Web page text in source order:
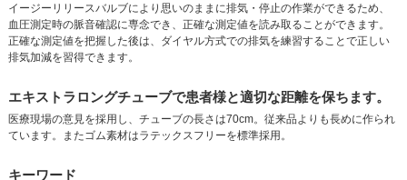
イージーリリースバルブにより思いのままに排気・停止の作業ができるため、
血圧測定時の脈音確認に専念でき、正確な測定値を読み取ることができます。
正確な測定値を把握した後は、ダイヤル方式での排気を練習することで正しい
排気加減を習得できます。
エキストラロングチューブで患者様と適切な距離を保ちます。
医療現場の意見を採用し、チューブの長さは70cm。従来品よりも長めに作られ
ています。またゴム素材はラテックスフリーを標準採用。
キーワード